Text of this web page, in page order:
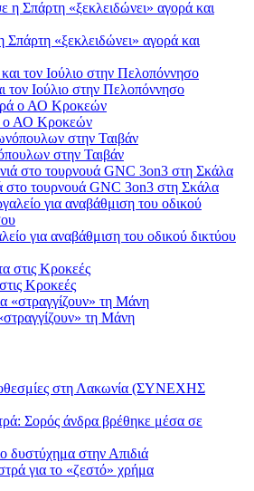
«ξεκλειδώνει» αγορά και
τον Ιούλιο στην Πελοπόννησο
ο ΑΟ Κροκεών
στην Ταιβάν
στο τουρνουά GNC 3on3 στη Σκάλα
για αναβάθμιση του οδικού δικτύου
Κροκεές
τη Μάνη
στη Λακωνία (ΣΥΝΕΧΗΣ
Σορός άνδρα βρέθηκε μέσα σε
δυστύχημα στην Απιδιά
για το «ζεστό» χρήμα